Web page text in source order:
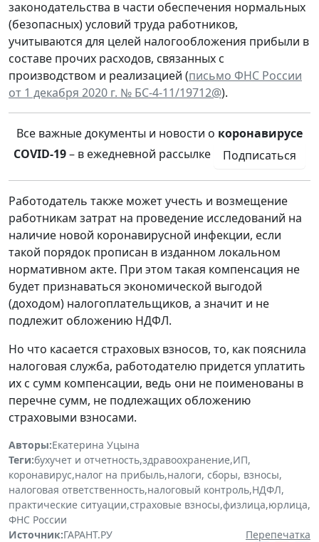
законодательства в части обеспечения нормальных
(безопасных) условий труда работников,
учитываются для целей налогообложения прибыли в
составе прочих расходов, связанных с
производством и реализацией (письмо ФНС России
от 1 декабря 2020 г. № БС-4-11/19712@).
Все важные документы и новости о коронавирусе
COVID-19– в ежедневной рассылке Подписаться
Работодатель также может учесть и возмещение
работникам затрат на проведение исследований на
наличие новой коронавирусной инфекции, если
такой порядок прописан в изданном локальном
нормативном акте. При этом такая компенсация не
будет признаваться экономической выгодой
(доходом) налогоплательщиков, а значит и не
подлежит обложению НДФЛ.
Но что касается страховых взносов, то, как пояснила
налоговая служба, работодателю придется уплатить
их с сумм компенсации, ведь они не поименованы в
перечне сумм, не подлежащих обложению
страховыми взносами.
Авторы:Екатерина Уцына
Теги:бухучет и отчетность,здравоохранение,ИП,
коронавирус,налог на прибыль,налоги, сборы, взносы,
налоговая ответственность,налоговый контроль,НДФЛ,
практические ситуации,страховые взносы,физлица,юрлица,
ФНС России
Источник:ГАРАНТ.РУ
Перепечатка